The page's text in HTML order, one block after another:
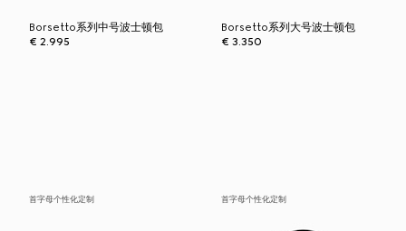
Borsetto系列中号波士顿包
€ 2.995
Borsetto系列大号波士顿包
€ 3.350
首字母个性化定制 首字母个性化定制